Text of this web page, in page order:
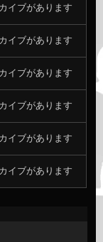
イブがあります
イブがあります
イブがあります
イブがあります
イブがあります
イブがあります